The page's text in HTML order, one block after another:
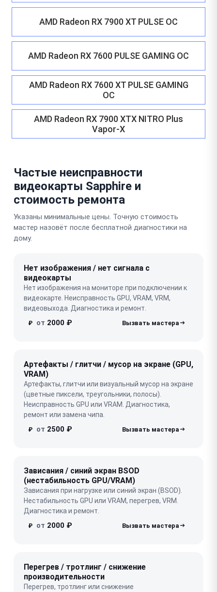
AMD Radeon RX 7900 XT PULSE OC
AMD Radeon RX 7600 PULSE GAMING OC
AMD Radeon RX 7600 XT PULSE GAMING
OC
AMD Radeon RX 7900 XTX NITRO Plus
Vapor-X
Частые неисправности
видеокарты Sapphire и
стоимость ремонта
Указаны минимальные цены. Точную стоимость
мастер назовёт после бесплатной диагностики на
дому.
Нет изображения / нет сигнала с
видеокарты
Нет изображения на мониторе при подключении к
видеокарте. Неисправность GPU, VRAM, VRM,
видеовыхода. Диагностика и ремонт.
₽ от 2000 ₽
Артефакты / глитчи / мусор на экране (GPU,
VRAM)
Артефакты, глитчи или визуальный мусор на экране
(цветные пиксели, треугольники, полосы).
Неисправность GPU или VRAM. Диагностика,
ремонт или замена чипа.
₽ от 2500 ₽
Зависания / синий экран BSOD
(нестабильность GPU/VRAM)
Зависания при нагрузке или синий экран (BSOD).
Нестабильность GPU или VRAM, перегрев, VRM.
Диагностика и ремонт.
₽ от 2000 ₽
Перегрев / тротлинг / снижение
производительности
Перегрев, тротлинг или снижение